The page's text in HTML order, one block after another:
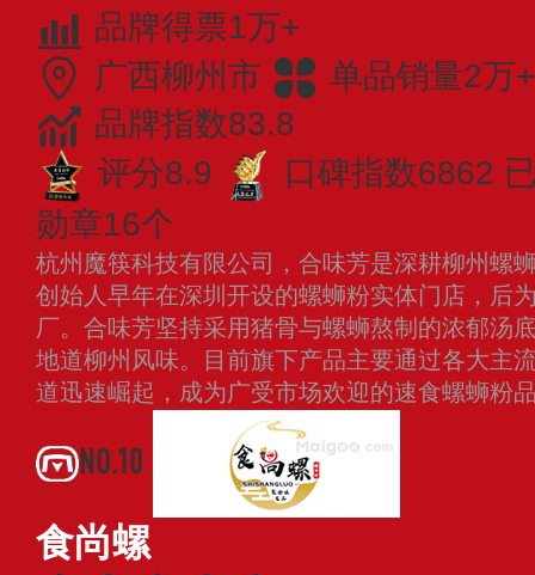
品牌得票1万+
广西柳州市
单品销量2万+
品牌指数83.8
评分8.9
口碑指数6862
勋章16个
杭州魔筷科技有限公司，合味芳是深耕柳州螺
创始人早年在深圳开设的螺蛳粉实体门店，后
厂。合味芳坚持采用猪骨与螺蛳熬制的浓郁汤
地道柳州风味。目前旗下产品主要通过各大主
道迅速崛起，成为广受市场欢迎的速食螺蛳粉
NO.10
食尚螺